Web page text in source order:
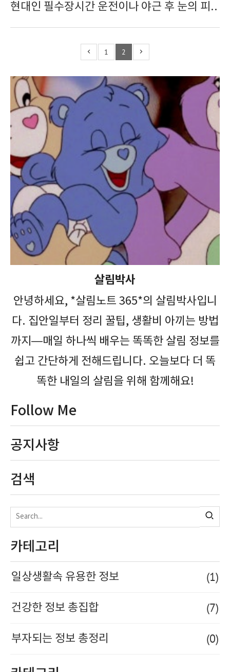
현대인 필수장시간 운전이나 야근 후 눈의 피..
1 2
살림박사
안녕하세요, *살림노트 365*의 살림박사입니
다. 집안일부터 정리 꿀팁, 생활비 아끼는 방법
까지—매일 하나씩 배우는 똑똑한 살림 정보를
쉽고 간단하게 전해드립니다. 오늘보다 더 똑
똑한 내일의 살림을 위해 함께해요!
Follow Me
공지사항
검색
카테고리
일상생활속 유용한 정보 (1)
건강한 정보 총집합 (7)
부자되는 정보 총정리 (0)